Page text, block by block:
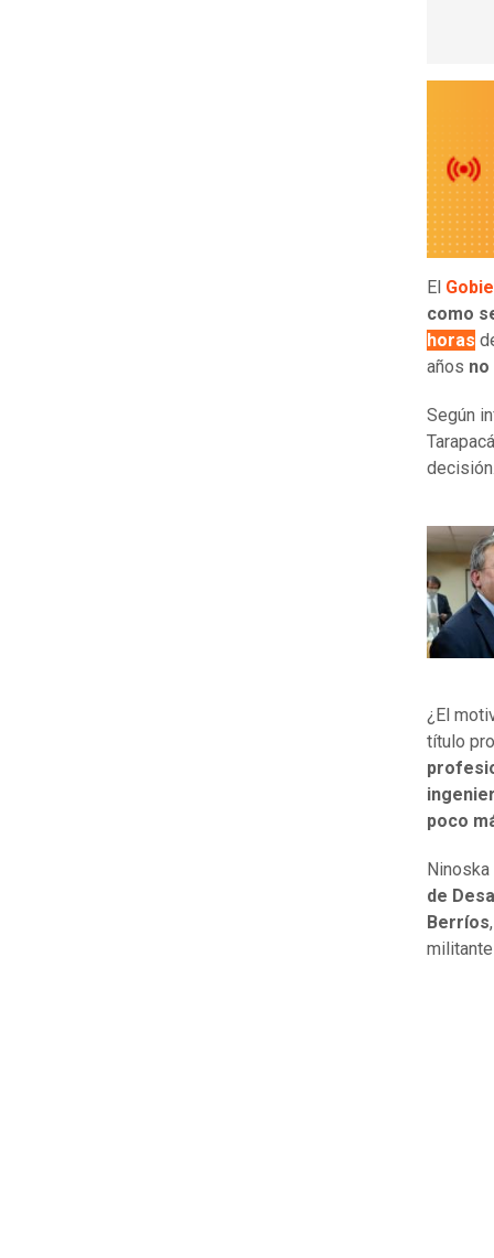
El
como
horas
años
Según
¿El
título
poco
de
Berríos